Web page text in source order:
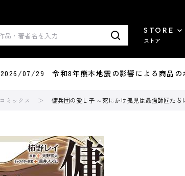
STORE
ストア
2026/07/29 令和8年熊本地震の影響による商品の
コミックス 傭兵団の愛し子 ～死にかけ孤児は最強師匠たち